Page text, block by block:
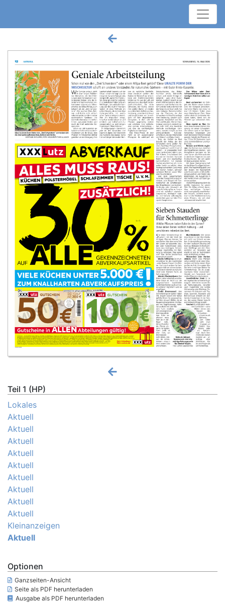
Teil 1 (HP)
Lokales
Aktuell
Aktuell
Aktuell
Aktuell
Aktuell
Aktuell
Aktuell
Aktuell
Aktuell
Kleinanzeigen
Aktuell
Optionen
Ganzseiten-Ansicht
Seite als PDF herunterladen
Ausgabe als PDF herunterladen